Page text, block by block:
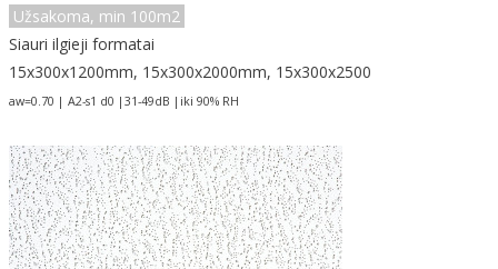
Užsakoma, min 100m2
Siauri ilgieji formatai
15x300x1200mm, 15x300x2000mm, 15x300x2500
aw=0.70 | A2-s1 d0 |31-49dB |iki 90% RH